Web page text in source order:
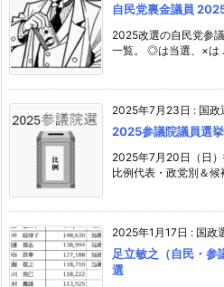
自民党裏金議員
2025改選の自民党参
一覧。 ◎は当選、×は
2025年7月23日 : 国政
2025参議院議員選
2025年7月20日（日）
比例代表・政党別＆候
2025年1月17日 : 国政
足立敏之（自民・参
選